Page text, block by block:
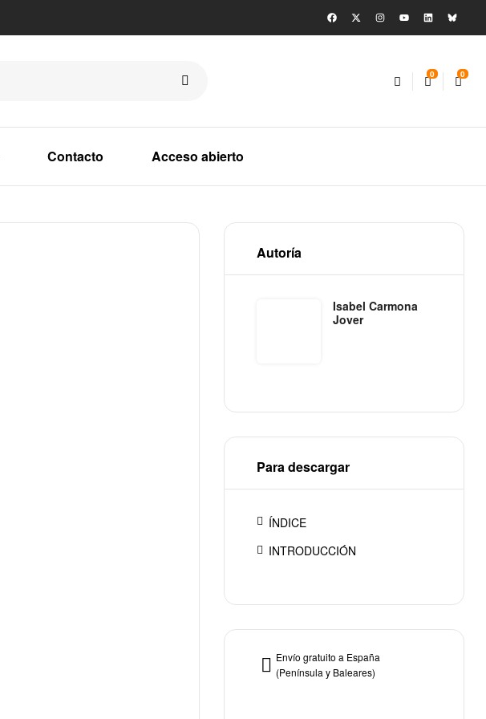
0 0
Contacto Acceso abierto
Autoría
Isabel Carmona
Jover
Para descargar
ÍNDICE
INTRODUCCIÓN
Envío gratuito a España
(Península y Baleares)